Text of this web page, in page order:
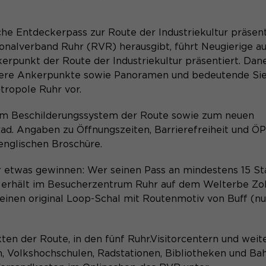
Zweck
Sie zu erkennen und somit Ihre Sitzung offen
zu halten. Es speichert bei einem Benutzer-
Login für einen geschlossenen Bereich die
Benutzer-ID als verschlüsselten Wert (sog.
"hash-Wert") zum entsprechenden
Anbieter Session-Cookies
Zweck
PHPs Standard Sitzungs- Identifikation
(Formulare).
Laufzeit 13 Monate
Zweck
Dient zur anonymen Wiedererkennung eines
Name _pk_ses*
Laufzeit 30 Minuten
Aktivierung Mehrsprachigkeit
Diese Cookies ermöglichen die automatische Übersetzung
der Website-Inhalte durch GTranslate.
Laufzeit 1 Jahr
Zweck
für die automatische Übersetzung der
Website.
Cookie-Informationen
Entdeckerpass zur Route der Industriekultur
Ruhr (RVR) herausgibt, führt Neugierige
der Route der Industriekultur präsentiert.
Ankerpunkte sowie Panoramen und bedeutende
Ruhr vor.
Beschilderungssystem der Route sowie zum neuen
Angaben zu Öffnungszeiten, Barrierefreiheit und
Broschüre.
gewinnen: Wer seinen Pass an mindestens 15
im Besucherzentrum Ruhr auf dem Welterbe
original Loop-Schal mit Routenmotiv von Buff
der Route, in den fünf Ruhr.Visitorcentern und
Radstationen, Bibliotheken und